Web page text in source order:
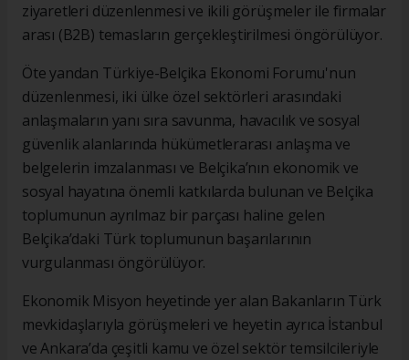
ziyaretleri düzenlenmesi ve ikili görüşmeler ile firmalar
arası (B2B) temasların gerçekleştirilmesi öngörülüyor.
Öte yandan Türkiye-Belçika Ekonomi Forumu'nun
düzenlenmesi, iki ülke özel sektörleri arasındaki
anlaşmaların yanı sıra savunma, havacılık ve sosyal
güvenlik alanlarında hükümetlerarası anlaşma ve
belgelerin imzalanması ve Belçika’nın ekonomik ve
sosyal hayatına önemli katkılarda bulunan ve Belçika
toplumunun ayrılmaz bir parçası haline gelen
Belçika’daki Türk toplumunun başarılarının
vurgulanması öngörülüyor.
Ekonomik Misyon heyetinde yer alan Bakanların Türk
mevkidaşlarıyla görüşmeleri ve heyetin ayrıca İstanbul
ve Ankara’da çeşitli kamu ve özel sektör temsilcileriyle